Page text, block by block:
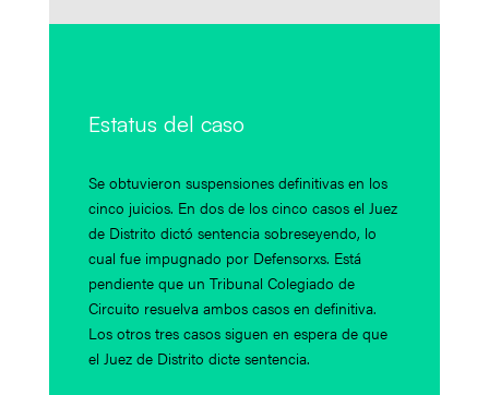
Estatus del caso
Se obtuvieron suspensiones definitivas en los
cinco juicios. En dos de los cinco casos el Juez
de Distrito dictó sentencia sobreseyendo, lo
cual fue impugnado por Defensorxs. Está
pendiente que un Tribunal Colegiado de
Circuito resuelva ambos casos en definitiva.
Los otros tres casos siguen en espera de que
el Juez de Distrito dicte sentencia.